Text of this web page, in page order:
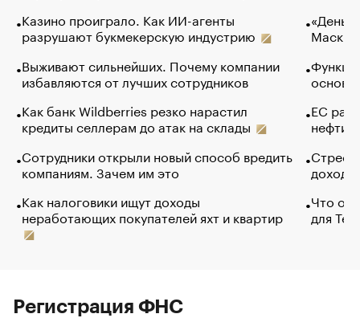
Казино проиграло. Как ИИ-агенты
разрушают букмекерскую индустрию
Выживают сильнейших. Почему компании
избавляются от лучших сотрудников
Как банк Wildberries резко нарастил
кредиты селлерам до атак на склады
Сотрудники открыли новый способ вредить
компаниям. Зачем им это
Как налоговики ищут доходы
неработающих покупателей яхт и квартир
Маск в
основ
ЕС
нефти
Что
для
Регистрация ФНС